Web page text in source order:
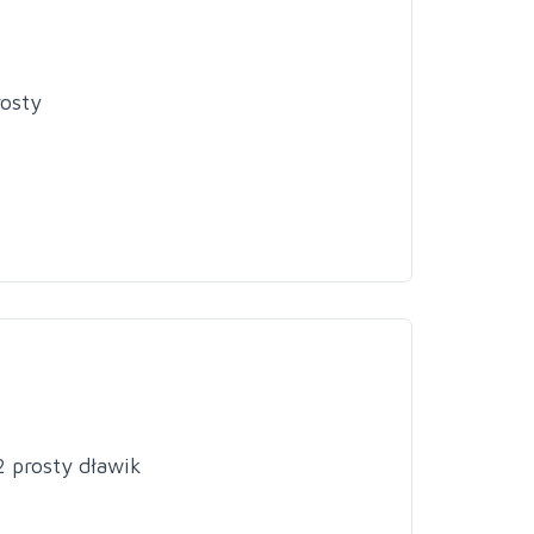
prosty dławik